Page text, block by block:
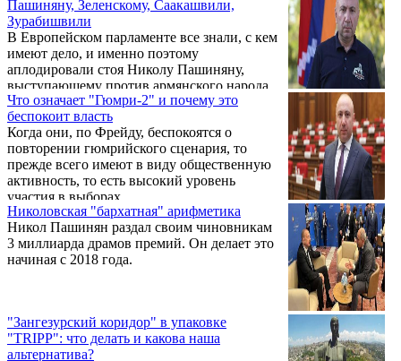
Пашиняну, Зеленскому, Саакашвили,
Зурабишвили
В Европейском парламенте все знали, с кем
имеют дело, и именно поэтому
аплодировали стоя Николу Пашиняну,
выступающему против армянского народа,
Республики Армения и Армянской
Апостольской Церкви. На мгновение
аплодисменты стали особенно бурными.
Реальная причина заключалась в том, что
аплодировавшие евродепутаты были в
восторге от самих себя, от своей
«креатуры». Они восхищались своим
собственным «Шариковым».
Что означает "Гюмри-2" и почему это
беспокоит власть
Когда они, по Фрейду, беспокоятся о
повторении гюмрийского сценария, то
прежде всего имеют в виду общественную
активность, то есть высокий уровень
участия в выборах.
Николовская "бархатная" арифметика
Никол Пашинян раздал своим чиновникам
3 миллиарда драмов премий. Он делает это
начиная с 2018 года.
"Зангезурский коридор" в упаковке
"TRIPP": что делать и какова наша
альтернатива?